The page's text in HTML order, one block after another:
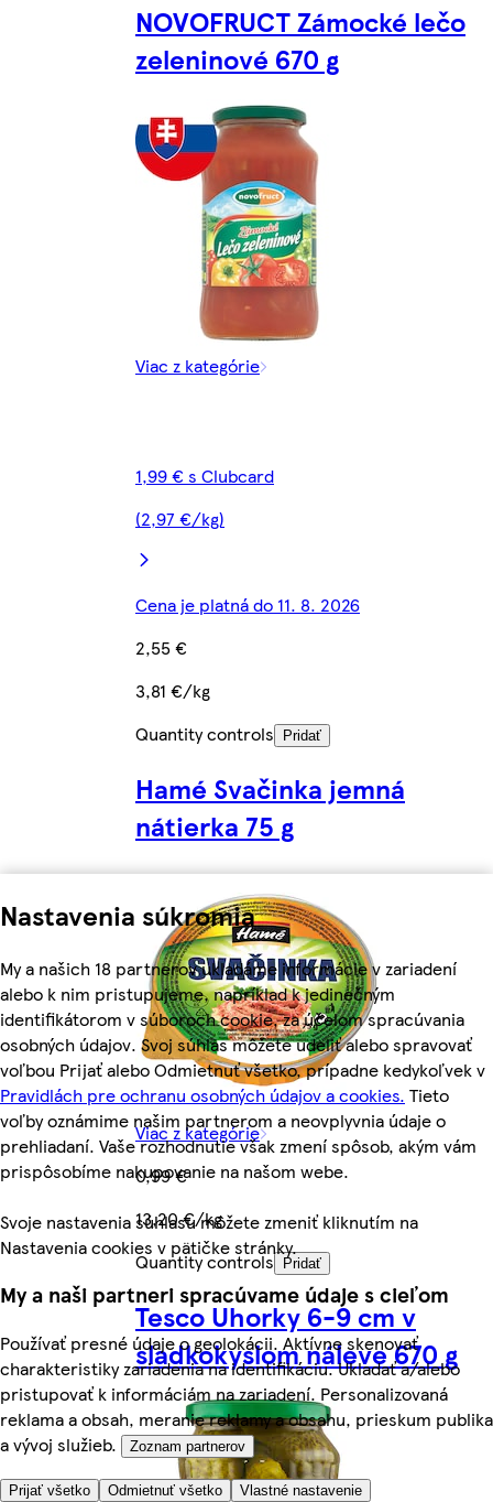
Nastavenia súkromia
My a našich 18 partnerov ukladáme informácie v zariadení
alebo k nim pristupujeme, napríklad k jedinečným
identifikátorom v súboroch cookie, za účelom spracúvania
osobných údajov. Svoj súhlas môžete udeliť alebo spravovať
voľbou Prijať alebo Odmietnuť všetko, prípadne kedykoľvek v
Pravidlách pre ochranu osobných údajov a cookies. Tieto
voľby oznámime našim partnerom a neovplyvnia údaje o
prehliadaní. Vaše rozhodnutie však zmení spôsob, akým vám
prispôsobíme nakupovanie na našom webe.
Svoje nastavenia súhlasu môžete zmeniť kliknutím na
Nastavenia cookies v pätičke stránky.
My a naši partneri spracúvame údaje s cieľom
Používať presné údaje o geolokácii. Aktívne skenovať
charakteristiky zariadenia na identifikáciu. Ukladať a/alebo
pristupovať k informáciám na zariadení. Personalizovaná
reklama a obsah, meranie reklamy a obsahu, prieskum publika
a vývoj služieb.
Zoznam partnerov
Prijať všetko Odmietnuť všetko Vlastné nastavenie
NOVOFRUCT Zámocké lečo
zeleninové 670 g
Viac z kategórie
1,99 € s Clubcard
(2,97 €/kg)
Cena je platná do 11. 8. 2026
2,55 €
3,81 €/kg
Quantity controls
Pridať
Hamé Svačinka jemná
nátierka 75 g
Viac z kategórie
0,99 €
13,20 €/kg
Quantity controls Pridať
Tesco Uhorky 6-9 cm v
sladkokyslom náleve 670 g